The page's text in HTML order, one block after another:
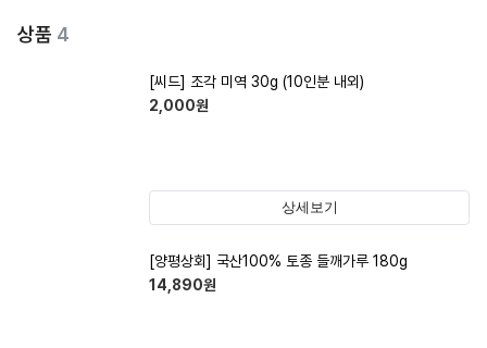
상품 4
[씨드] 조각 미역 30g (10인분 내외)
2,000원
상세보기
[양평상회] 국산100% 토종 들깨가루 180g
14,890원